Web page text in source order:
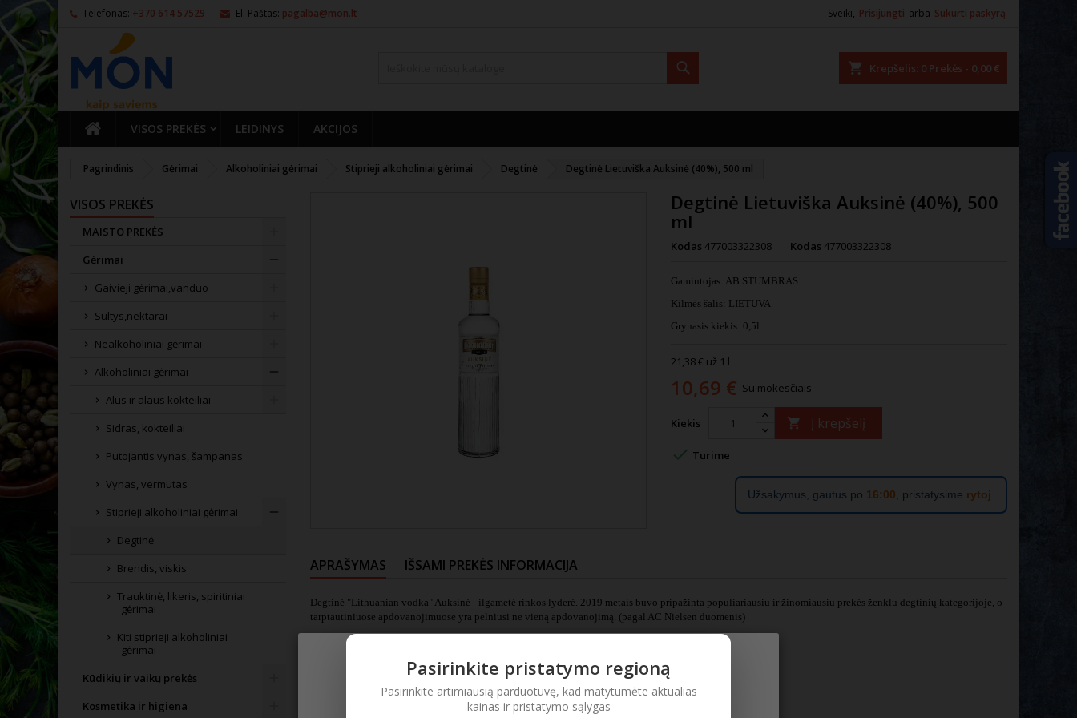
Telefonas: +370 614 57529 El. Paštas: pagalba@mon.lt Sveiki, Prisijungti arba Sukurti paskyrą
Krepšelis 0 Prekės - 0,00 €
PAGRINDINIS
VISOS PREKĖS LEIDINYS AKCIJOS
Pagrindinis Gėrimai Alkoholiniai gėrimai Stiprieji alkoholiniai gėrimai Degtinė Degtinė Lietuviška Auksinė (40%), 500 ml
VISOS PREKĖS
MAISTO PREKĖS
Gėrimai
Gaivieji gėrimai,vanduo
Sultys,nektarai
Nealkoholiniai gėrimai
Alkoholiniai gėrimai
Alus ir alaus kokteiliai
Sidras, kokteiliai
Putojantis vynas, šampanas
Vynas, vermutas
Stiprieji alkoholiniai gėrimai
Degtinė
Brendis, viskis
Trauktinė, likeris, spiritiniai
gėrimai
Kiti stiprieji alkoholiniai
gėrimai
Kūdikių ir vaikų prekės
Kosmetika ir higiena
Degtinė Lietuviška Auksinė (40%), 500
ml
Kodas 477003322308 Kodas 477003322308
Gamintojas: AB STUMBRAS
Kilmės šalis: LIETUVA
Grynasis kiekis: 0,5l
21,38 € už 1 l
10,69 € Su mokesčiais
Kiekis  Į krepšelį
 Turime
Užsakymus, gautus po 16:00 , pristatysime rytoj
APRAŠYMAS IŠSAMI PREKĖS INFORMACIJA
Degtinė "Lithuanian vodka" Auksinė - ilgametė rinkos lyderė. 2019 metais buvo pripažinta populiariausiu ir žinomiausiu prekės ženklu degtinių kategorijoje, o
tarptautiniuose apdovanojimuose yra pelniusi ne vieną apdovanojimą. (pagal AC Nielsen duomenis)
SKONINĖS SAVYBĖS:
Švelnaus skonio degtinė su salstelėjusiu poskoniu.
Pasirinkite pristatymo regioną
Pasirinkite artimiausią parduotuvę, kad matytumėte aktualias
kainas ir pristatymo sąlygas